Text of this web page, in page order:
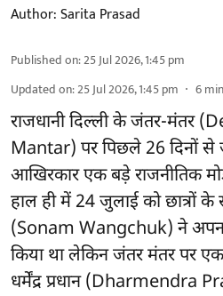
Author:Sarita Prasad
Published on:25 Jul 2026, 1:45 pm
Updated on:25 Jul 2026, 1:45 pm 6
राजधानी दिल्ली के जंतर-मंतर
Mantar) पर पिछले 26 दिनों से
आखिरकार एक बड़े राजनीतिक
हाल ही में 24 जुलाई को छात्रों
(Sonam Wangchuk) ने
किया था लेकिन जंतर मंतर पर
धर्मेंद्र प्रधान (Dharmendra